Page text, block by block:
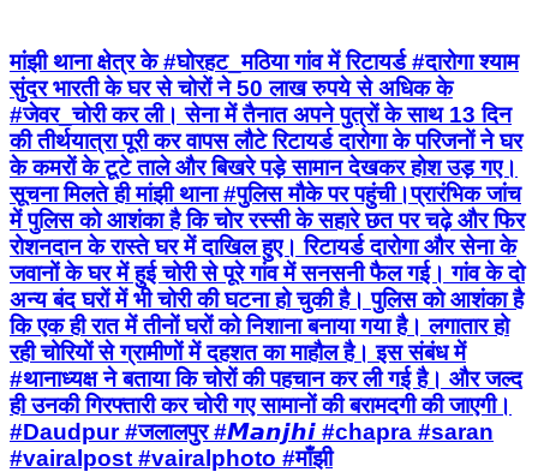
मांझी थाना क्षेत्र के #घोरहट_मठिया गांव में रिटायर्ड #दारोगा श्याम
सुंदर भारती के घर से चोरों ने 50 लाख रुपये से अधिक के
#जेवर_चोरी कर ली। सेना में तैनात अपने पुत्रों के साथ 13 दिन
की तीर्थयात्रा पूरी कर वापस लौटे रिटायर्ड दारोगा के परिजनों ने घर
के कमरों के टूटे ताले और बिखरे पड़े सामान देखकर होश उड़ गए।
सूचना मिलते ही मांझी थाना #पुलिस मौके पर पहुंची।प्रारंभिक जांच
में पुलिस को आशंका है कि चोर रस्सी के सहारे छत पर चढ़े और फिर
रोशनदान के रास्ते घर में दाखिल हुए। रिटायर्ड दारोगा और सेना के
जवानों के घर में हुई चोरी से पूरे गांव में सनसनी फैल गई। गांव के दो
अन्य बंद घरों में भी चोरी की घटना हो चुकी है। पुलिस को आशंका है
कि एक ही रात में तीनों घरों को निशाना बनाया गया है। लगातार हो
रही चोरियों से ग्रामीणों में दहशत का माहौल है। इस संबंध में
#थानाध्यक्ष ने बताया कि चोरों की पहचान कर ली गई है। और जल्द
ही उनकी गिरफ्तारी कर चोरी गए सामानों की बरामदगी की जाएगी।
#Daudpur #जलालपुर #𝙈𝙖𝙣𝙟𝙝𝙞 #chapra #saran
#vairalpost #vairalphoto #माँझी